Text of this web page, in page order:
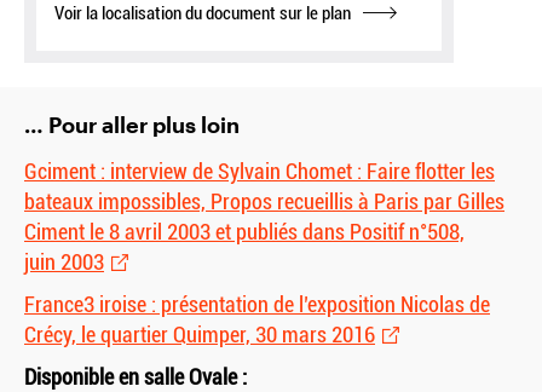
Voir la localisation du document sur le plan
… Pour aller plus loin
Gciment : interview de Sylvain Chomet : Faire flotter les
bateaux impossibles, Propos recueillis à Paris par Gilles
Ciment le 8 avril 2003 et publiés dans Positif n°508,
juin 2003
France3 iroise : présentation de l’exposition Nicolas de
Crécy, le quartier Quimper, 30 mars 2016
Disponible en salle Ovale :